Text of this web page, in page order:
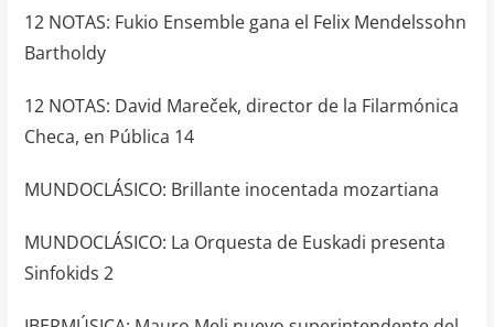
12 NOTAS: Fukio Ensemble gana el Felix Mendelssohn
Bartholdy
12 NOTAS: David Mareček, director de la Filarmónica
Checa, en Pública 14
MUNDOCLÁSICO: Brillante inocentada mozartiana
MUNDOCLÁSICO: La Orquesta de Euskadi presenta
Sinfokids 2